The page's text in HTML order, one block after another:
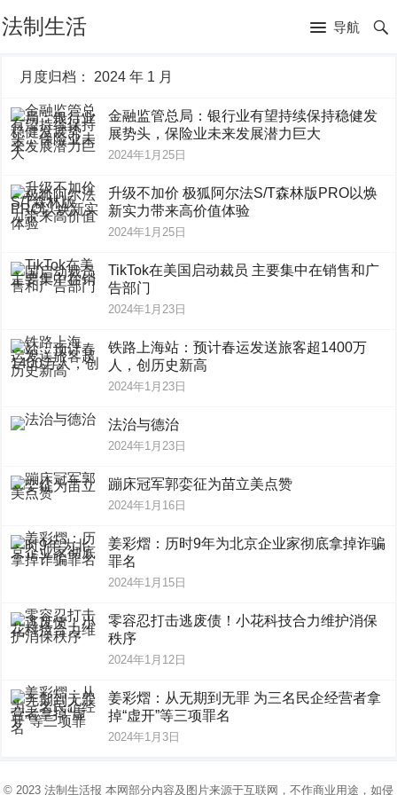
法制生活 导航
月度归档： 2024 年 1 月
金融监管总局：银行业有望持续保持稳健发
展势头，保险业未来发展潜力巨大
2024年1月25日
升级不加价 极狐阿尔法S/T森林版PRO以焕
新实力带来高价值体验
2024年1月25日
TikTok在美国启动裁员 主要集中在销售和广
告部门
2024年1月23日
铁路上海站：预计春运发送旅客超1400万
人，创历史新高
2024年1月23日
法治与德治
2024年1月23日
蹦床冠军郭娈征为苗立美点赞
2024年1月16日
姜彩熠：历时9年为北京企业家彻底拿掉诈骗
罪名
2024年1月15日
零容忍打击逃废债！小花科技合力维护消保
秩序
2024年1月12日
姜彩熠：从无期到无罪 为三名民企经营者拿
掉“虚开”等三项罪名
2024年1月3日
© 2023 法制生活报 本网部分内容及图片来源于互联网，不作商业用途，如侵